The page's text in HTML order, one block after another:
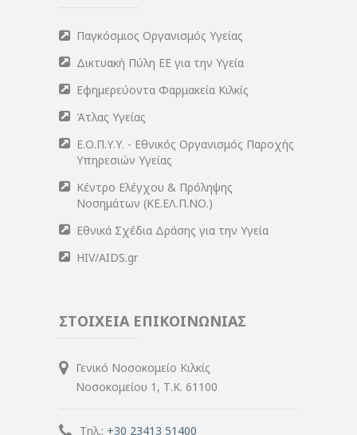
Παγκόσμιος Οργανισμός Υγείας
Δικτυακή Πύλη ΕΕ για την Υγεία
Εφημερεύοντα Φαρμακεία Κιλκίς
Άτλας Υγείας
Ε.Ο.Π.Υ.Υ. - Εθνικός Οργανισμός Παροχής
Υπηρεσιών Υγείας
Κέντρο Ελέγχου & Πρόληψης
Νοσημάτων (ΚΕ.ΕΛ.Π.ΝΟ.)
Εθνικά Σχέδια Δράσης για την Υγεία
HIV/AIDS.gr
ΣΤΟΙΧΕΙΑ ΕΠΙΚΟΙΝΩΝΙΑΣ
Γενικό Νοσοκομείο Κιλκίς
Νοσοκομείου 1, Τ.Κ. 61100
Τηλ.: +30 23413 51400